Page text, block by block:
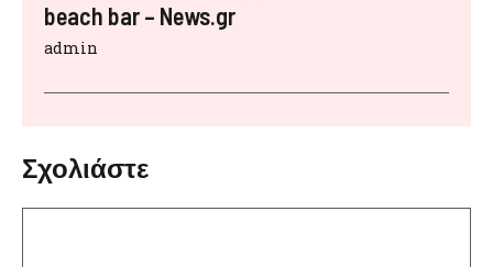
beach bar – News.gr
admin
Σχολιάστε